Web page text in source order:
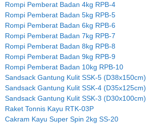
Rompi Pemberat Badan 4kg RPB-4
Rompi Pemberat Badan 5kg RPB-5
Rompi Pemberat Badan 6kg RPB-6
Rompi Pemberat Badan 7kg RPB-7
Rompi Pemberat Badan 8kg RPB-8
Rompi Pemberat Badan 9kg RPB-9
Rompi Pemberat Badan 10kg RPB-10
Sandsack Gantung Kulit SSK-5 (D38x150cm)
Sandsack Gantung Kulit SSK-4 (D35x125cm)
Sandsack Gantung Kulit SSK-3 (D30x100cm)
Raket Tonnis Kayu RTK-03P
Cakram Kayu Super Spin 2kg SS-20